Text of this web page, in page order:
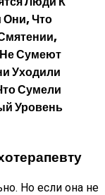
Что
Сумеют
Уходили
Сумели
Уровень
Но если она не